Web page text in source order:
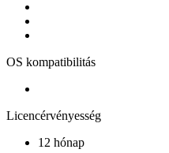
OS kompatibilitás
Licencérvényesség
12 hónap